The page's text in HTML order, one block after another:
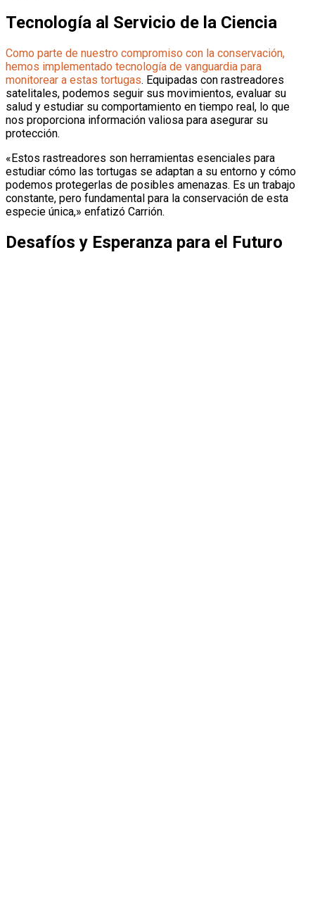
Tecnología al Servicio de la Ciencia
Como parte de nuestro compromiso con la conservación,
hemos implementado tecnología de vanguardia para
monitorear a estas tortugas. Equipadas con rastreadores
satelitales, podemos seguir sus movimientos, evaluar su
salud y estudiar su comportamiento en tiempo real, lo que
nos proporciona información valiosa para asegurar su
protección.
«Estos rastreadores son herramientas esenciales para
estudiar cómo las tortugas se adaptan a su entorno y cómo
podemos protegerlas de posibles amenazas. Es un trabajo
constante, pero fundamental para la conservación de esta
especie única,» enfatizó Carrión.
Desafíos y Esperanza para el Futuro